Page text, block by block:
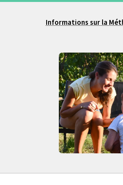
Informations sur la